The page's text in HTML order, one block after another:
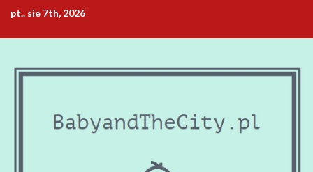
Skip
content
pt.. sie 7th, 2026